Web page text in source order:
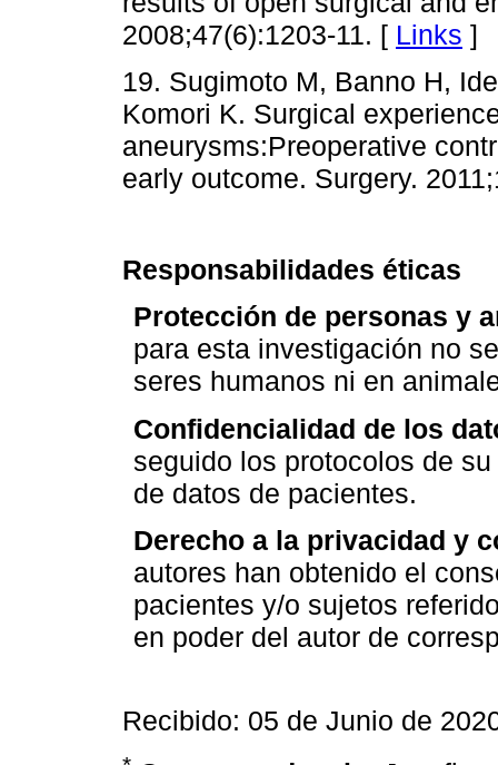
2008;47(6):1203-11. [ Links ]
19. Sugimoto M, Banno H,
Komori K. Surgical
aneurysms:Preoperative
early outcome. Surgery.
Responsabilidades éticas
Protección de personas y
para esta investigación no
seres humanos ni en
Confidencialidad de los
seguido los protocolos de
de datos de pacientes.
Derecho a la privacidad y
autores han obtenido el
pacientes y/o sujetos
en poder del autor de
Recibido: 05 de Junio de